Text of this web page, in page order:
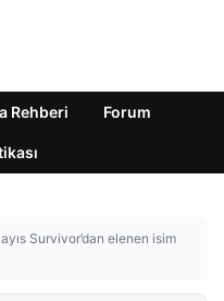
Rehberi Forum
Survivor’dan elenen isim